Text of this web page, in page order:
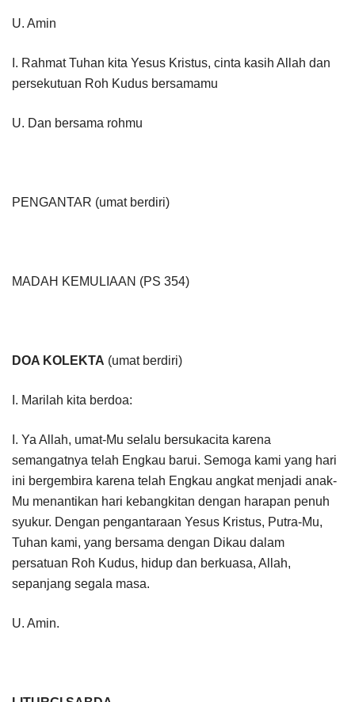
U. Amin
I. Rahmat Tuhan kita Yesus Kristus, cinta kasih Allah dan
persekutuan Roh Kudus bersamamu
U. Dan bersama rohmu
PENGANTAR (umat berdiri)
MADAH KEMULIAAN (PS 354)
DOA KOLEKTA (umat berdiri)
I. Marilah kita berdoa:
I. Ya Allah, umat-Mu selalu bersukacita karena
semangatnya telah Engkau barui. Semoga kami yang hari
ini bergembira karena telah Engkau angkat menjadi anak-
Mu menantikan hari kebangkitan dengan harapan penuh
syukur. Dengan pengantaraan Yesus Kristus, Putra-Mu,
Tuhan kami, yang bersama dengan Dikau dalam
persatuan Roh Kudus, hidup dan berkuasa, Allah,
sepanjang segala masa.
U. Amin.